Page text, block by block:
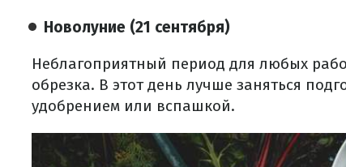
Новолуние (21 сентября)
Неблагоприятный период для любых
обрезка. В этот день лучше заняться
удобрением или вспашкой.